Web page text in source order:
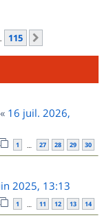
115
« 16 juil. 2026,
1 … 27 28 29 30
2025, 13:13
1 … 11 12 13 14